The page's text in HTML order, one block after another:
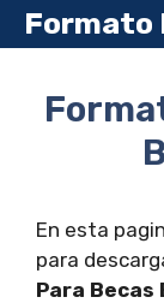
Saltar
al
Formato
En esta
para
Para Becas